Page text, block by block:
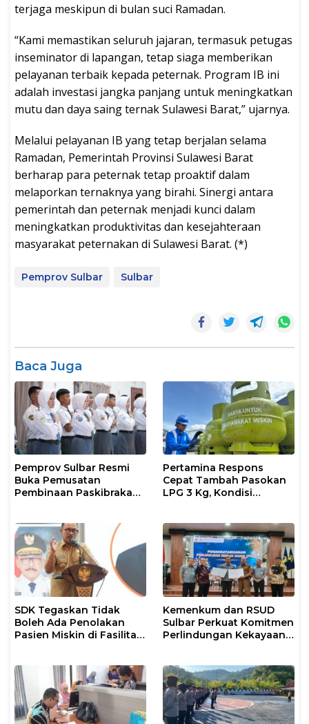
terjaga meskipun di bulan suci Ramadan.
“Kami memastikan seluruh jajaran, termasuk petugas
inseminator di lapangan, tetap siaga memberikan
pelayanan terbaik kepada peternak. Program IB ini
adalah investasi jangka panjang untuk meningkatkan
mutu dan daya saing ternak Sulawesi Barat,” ujarnya.
Melalui pelayanan IB yang tetap berjalan selama
Ramadan, Pemerintah Provinsi Sulawesi Barat
berharap para peternak tetap proaktif dalam
melaporkan ternaknya yang birahi. Sinergi antara
pemerintah dan peternak menjadi kunci dalam
meningkatkan produktivitas dan kesejahteraan
masyarakat peternakan di Sulawesi Barat. (*)
Pemprov Sulbar Sulbar
Baca Juga
Pemprov Sulbar Resmi
Buka Pemusatan
Pembinaan Paskibraka
Pertamina Respons
Cepat Tambah Pasokan
LPG 3 Kg, Kondisi
SDK Tegaskan Tidak
Boleh Ada Penolakan
Pasien Miskin di Fasilitas
Kemenkum dan RSUD
Sulbar Perkuat Komitmen
Perlindungan Kekayaan